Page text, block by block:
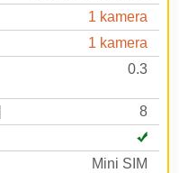
1 kamera
1 kamera
0.3
8
Mini SIM